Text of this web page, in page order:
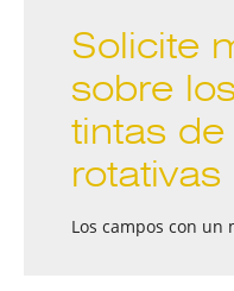
Solicite
sobre
tintas
rotativas
Los campos con